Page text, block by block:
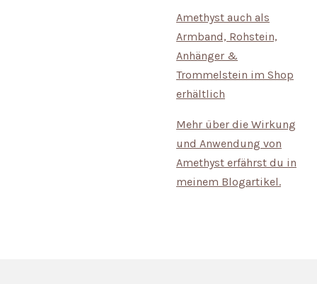
Amethyst auch als
Armband, Rohstein,
Anhänger &
Trommelstein im Shop
erhältlich
Mehr über die Wirkung
und Anwendung von
Amethyst erfährst du in
meinem Blogartikel.